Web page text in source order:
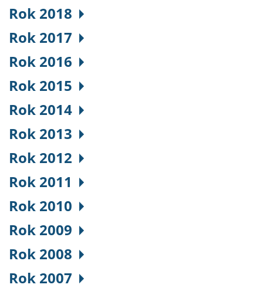
Rok 2018
Rok 2017
Rok 2016
Rok 2015
Rok 2014
Rok 2013
Rok 2012
Rok 2011
Rok 2010
Rok 2009
Rok 2008
Rok 2007